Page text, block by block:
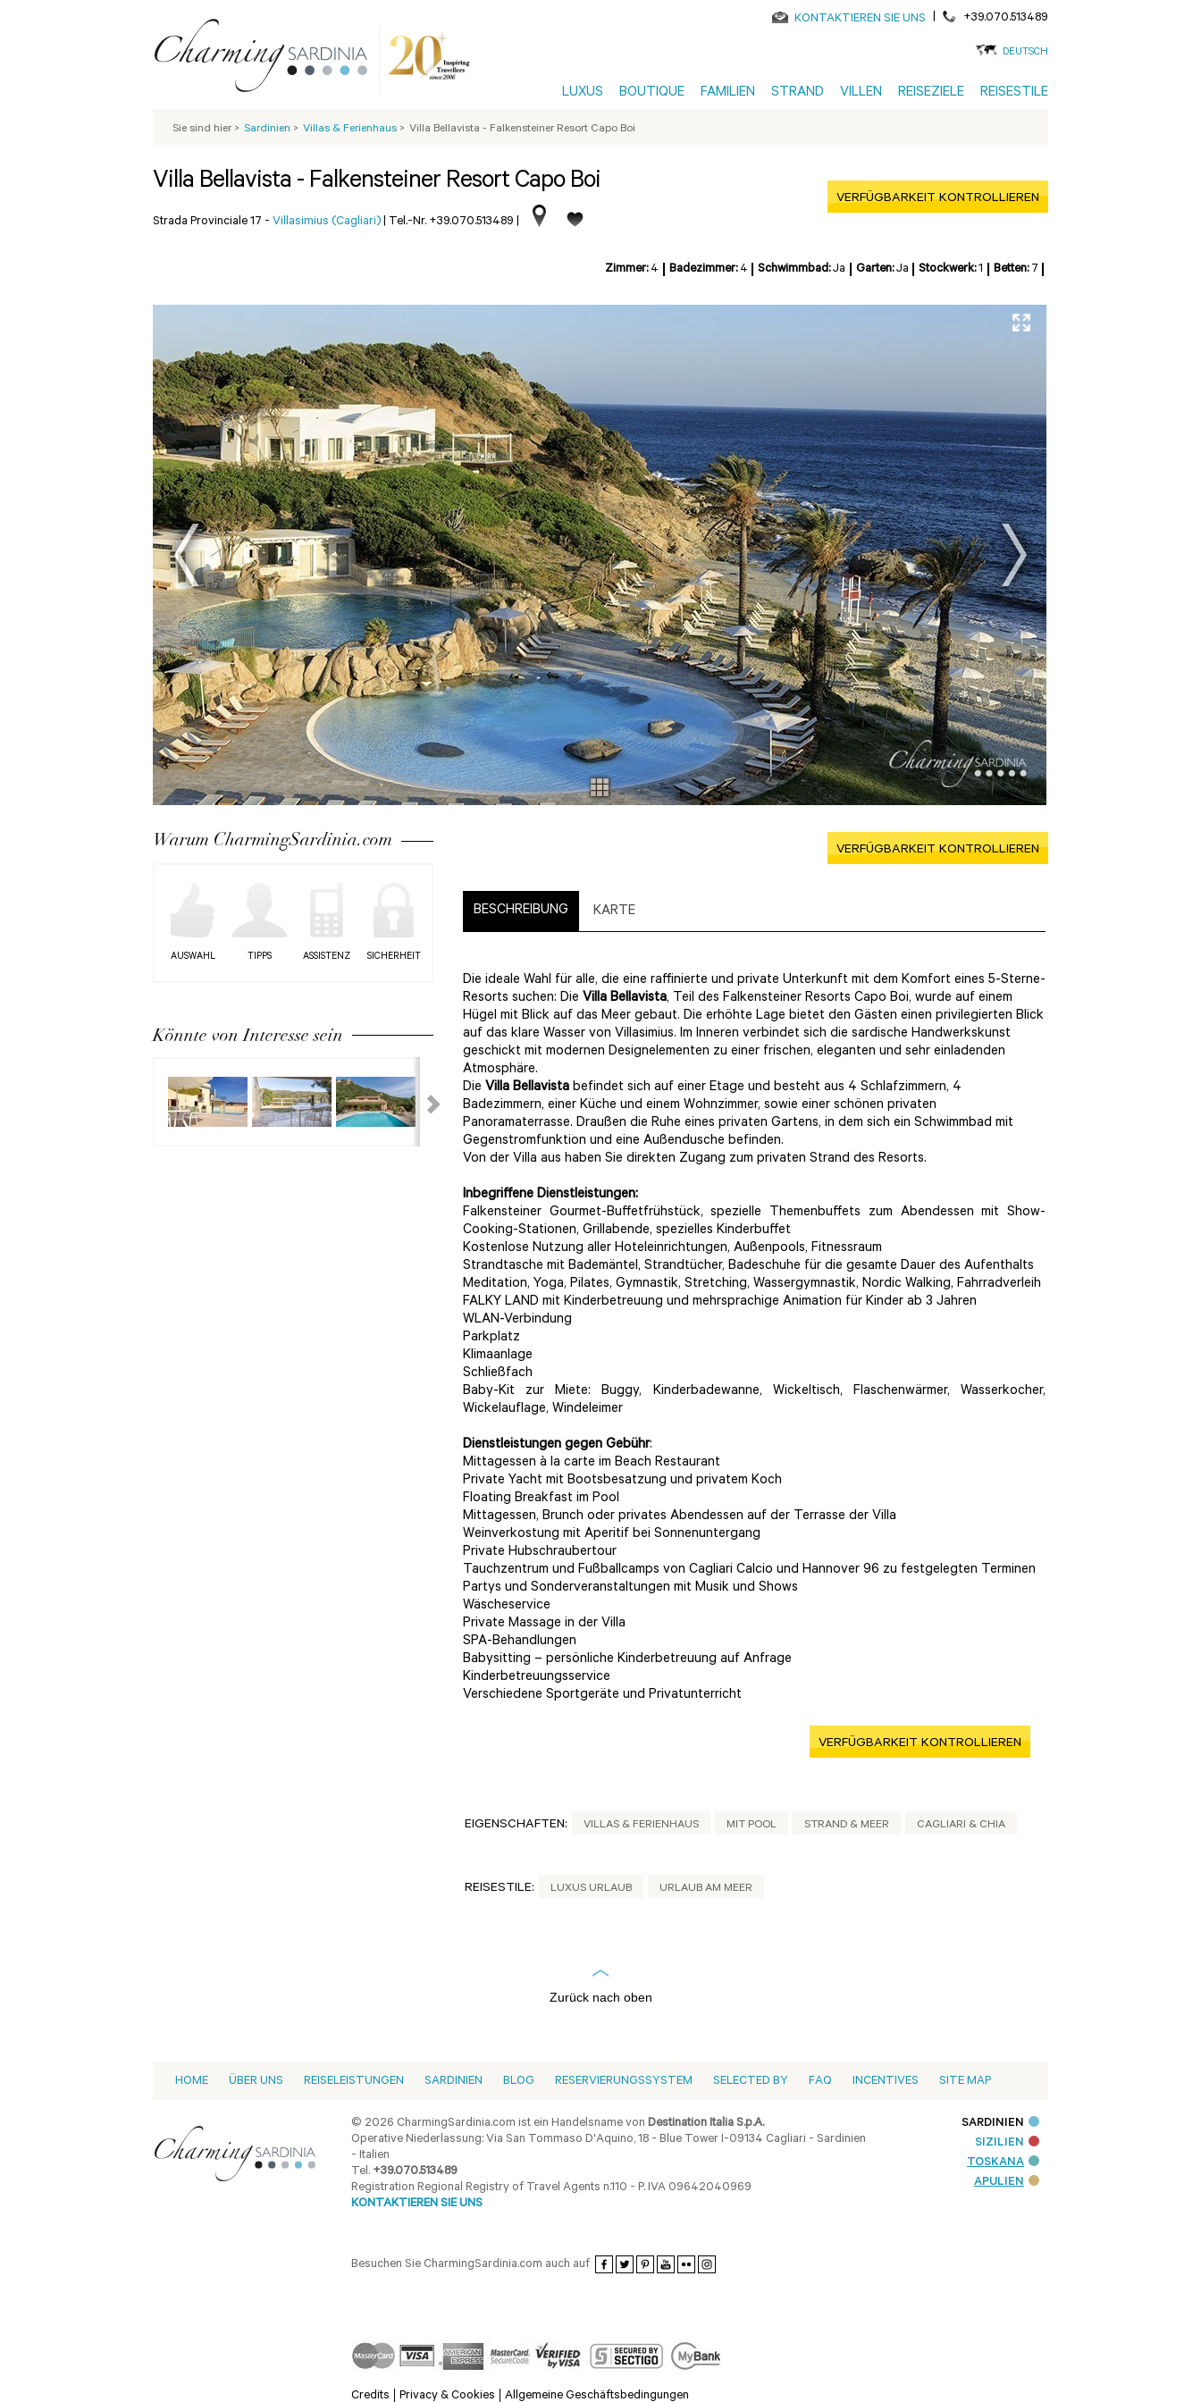
KONTAKTIEREN SIE UNS | +39.070.513489
DEUTSCH
LUXUS BOUTIQUE FAMILIEN STRAND VILLEN REISEZIELE REISESTILE
Sie sind hier > Sardinien > Villas & Ferienhaus > Villa Bellavista - Falkensteiner Resort Capo Boi
Villa Bellavista - Falkensteiner Resort Capo Boi
Strada Provinciale 17 - Villasimius (Cagliari) | Tel.-Nr. +39.070.513489 |
VERFÜGBARKEIT KONTROLLIEREN
Zimmer: 4 Badezimmer: 4 Schwimmbad:Ja Garten:Ja Stockwerk:1 Betten: 7
Next
Warum CharmingSardinia.com
AUSWAHL TIPPS ASSISTENZ SICHERHEIT
Könnte von Interesse sein
VERFÜGBARKEIT KONTROLLIEREN
BESCHREIBUNG KARTE
Die ideale Wahl für alle, die eine raffinierte und private Unterkunft mit dem Komfort eines 5-Sterne-
Resorts suchen: Die Villa Bellavista, Teil des Falkensteiner Resorts Capo Boi, wurde auf einem
Hügel mit Blick auf das Meer gebaut. Die erhöhte Lage bietet den Gästen einen privilegierten Blick
auf das klare Wasser von Villasimius. Im Inneren verbindet sich die sardische Handwerkskunst
geschickt mit modernen Designelementen zu einer frischen, eleganten und sehr einladenden
Atmosphäre.
Die Villa Bellavista befindet sich auf einer Etage und besteht aus 4 Schlafzimmern, 4
Badezimmern, einer Küche und einem Wohnzimmer, sowie einer schönen privaten
Panoramaterrasse. Draußen die Ruhe eines privaten Gartens, in dem sich ein Schwimmbad mit
Gegenstromfunktion und eine Außendusche befinden.
Von der Villa aus haben Sie direkten Zugang zum privaten Strand des Resorts.
Inbegriffene Dienstleistungen:
Falkensteiner Gourmet-Buffetfrühstück, spezielle Themenbuffets zum Abendessen mit Show-
Cooking-Stationen, Grillabende, spezielles Kinderbuffet
Kostenlose Nutzung aller Hoteleinrichtungen, Außenpools, Fitnessraum
Strandtasche mit Bademäntel, Strandtücher, Badeschuhe für die gesamte Dauer des Aufenthalts
Meditation, Yoga, Pilates, Gymnastik, Stretching, Wassergymnastik, Nordic Walking, Fahrradverleih
FALKY LAND mit Kinderbetreuung und mehrsprachige Animation für Kinder ab 3 Jahren
WLAN-Verbindung
Parkplatz
Klimaanlage
Schließfach
Baby-Kit zur Miete: Buggy, Kinderbadewanne, Wickeltisch, Flaschenwärmer, Wasserkocher,
Wickelauflage, Windeleimer
Dienstleistungen gegen Gebühr:
Mittagessen à la carte im Beach Restaurant
Private Yacht mit Bootsbesatzung und privatem Koch
Floating Breakfast im Pool
Mittagessen, Brunch oder privates Abendessen auf der Terrasse der Villa
Weinverkostung mit Aperitif bei Sonnenuntergang
Private Hubschraubertour
Tauchzentrum und Fußballcamps von Cagliari Calcio und Hannover 96 zu festgelegten Terminen
Partys und Sonderveranstaltungen mit Musik und Shows
Wäscheservice
Private Massage in der Villa
SPA-Behandlungen
Babysitting – persönliche Kinderbetreuung auf Anfrage
Kinderbetreuungsservice
Verschiedene Sportgeräte und Privatunterricht
VERFÜGBARKEIT KONTROLLIEREN
EIGENSCHAFTEN: VILLAS & FERIENHAUS MIT POOL STRAND & MEER CAGLIARI & CHIA
REISESTILE: LUXUS URLAUB URLAUB AM MEER
Zurück nach oben
HOME ÜBER UNS REISELEISTUNGEN SARDINIEN BLOG RESERVIERUNGSSYSTEM SELECTED BY FAQ INCENTIVES SITE MAP
© 2026 CharmingSardinia.com ist ein Handelsname vonDestination Italia S.p.A.
Operative Niederlassung: Via San Tommaso D'Aquino, 18 - Blue Tower I-09134 Cagliari - Sardinien
- Italien
Tel. +39.070.513489
Registration Regional Registry of Travel Agents n.110 - P. IVA 09642040969
KONTAKTIEREN SIE UNS
Besuchen Sie CharmingSardinia.com auch auf
Credits Privacy & Cookies Allgemeine Geschäftsbedingungen
SARDINIEN
SIZILIEN
TOSKANA
APULIEN